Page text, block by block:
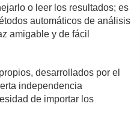
o leer los resultados; es
automáticos de análisis
amigable y de fácil
desarrollados por el
independencia
de importar los